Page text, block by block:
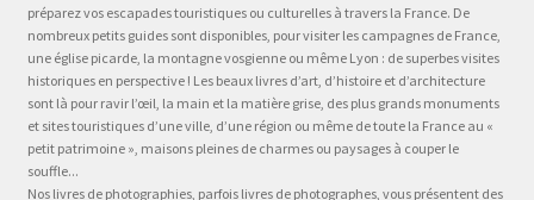
préparez vos escapades touristiques ou culturelles à travers la France. De
nombreux petits guides sont disponibles, pour visiter les campagnes de France,
une église picarde, la montagne vosgienne ou même Lyon : de superbes visites
historiques en perspective ! Les beaux livres d’art, d’histoire et d’architecture
sont là pour ravir l’œil, la main et la matière grise, des plus grands monuments
et sites touristiques d’une ville, d’une région ou même de toute la France au «
petit patrimoine », maisons pleines de charmes ou paysages à couper le
souffle...
Nos livres de photographies, parfois livres de photographes, vous présentent des